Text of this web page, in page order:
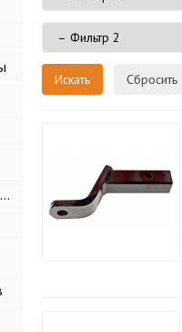
Динамические стропы и такелаж
Сбросить